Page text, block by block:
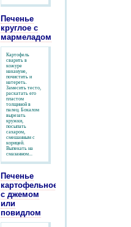
Печенье
круглое с
мармеладом
Картофель
сварить в
кожуре
накануне,
почистить и
натереть.
Замесить тесто,
раскатать его
пластом
толщиной в
палец. Бокалом
вырезать
кружки,
посыпать
сахаром,
смешанным с
корицей.
Выпекать на
смазанном...
Печенье
картофельное
с джемом
или
повидлом